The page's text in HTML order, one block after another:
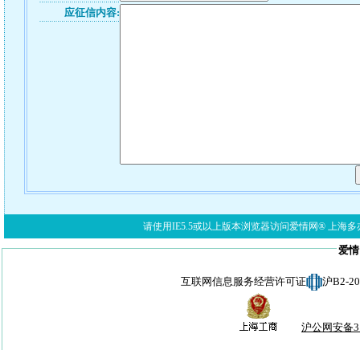
应征信内容:
请使用IE5.5或以上版本浏览器访问爱情网® 上海多
爱
互联网信息服务经营许可证 沪B2-
沪公网安备